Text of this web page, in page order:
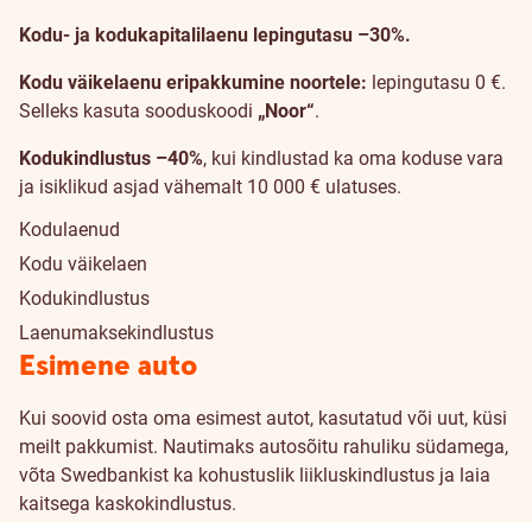
Kodu- ja kodukapitalilaenu lepingutasu –30%.
Kodu väikelaenu eripakkumine noortele: lepingutasu 0 €.
Selleks kasuta sooduskoodi „Noor“.
Kodukindlustus –40%, kui kindlustad ka oma koduse vara
ja isiklikud asjad vähemalt 10 000 € ulatuses.
Kodulaenud
Kodu väikelaen
Kodukindlustus
Laenumaksekindlustus
Esimene auto
Kui soovid osta oma esimest autot, kasutatud või uut, küsi
meilt pakkumist. Nautimaks autosõitu rahuliku südamega,
võta Swedbankist ka kohustuslik liikluskindlustus ja laia
kaitsega kaskokindlustus.